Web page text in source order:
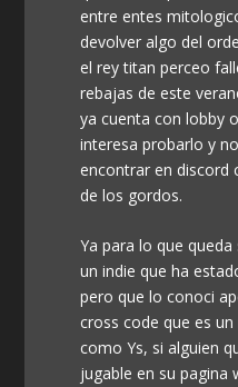
entre entes
devolver algo del
el rey titan perceo
rebajas de este
ya cuenta con lobby
interesa probarlo y
encontrar en discord
de los gordos.
Ya para lo que
un indie que ha
pero que lo conoci
cross code que es
como Ys, si alguien
jugable en su pagina